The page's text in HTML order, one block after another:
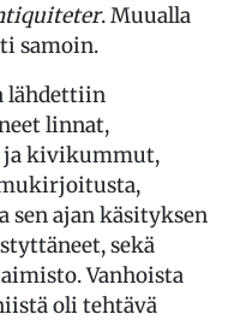
. Muualla
samoin.
lähdettiin
linnat,
ja kivikummut,
sen ajan käsityksen
sekä
Vanhoista
oli tehtävä